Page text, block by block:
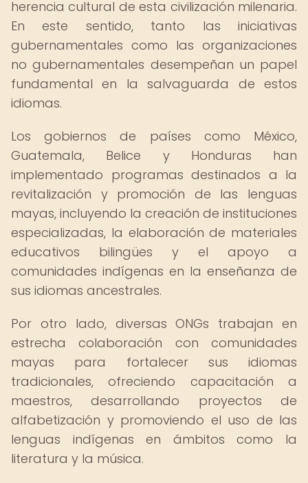
herencia cultural de esta civilización milenaria.
En este sentido, tanto las iniciativas
gubernamentales como las organizaciones
no gubernamentales desempeñan un papel
fundamental en la salvaguarda de estos
idiomas.
Los gobiernos de países como México,
Guatemala, Belice y Honduras han
implementado programas destinados a la
revitalización y promoción de las lenguas
mayas, incluyendo la creación de instituciones
especializadas, la elaboración de materiales
educativos bilingües y el apoyo a
comunidades indígenas en la enseñanza de
sus idiomas ancestrales.
Por otro lado, diversas ONGs trabajan en
estrecha colaboración con comunidades
mayas para fortalecer sus idiomas
tradicionales, ofreciendo capacitación a
maestros, desarrollando proyectos de
alfabetización y promoviendo el uso de las
lenguas indígenas en ámbitos como la
literatura y la música.